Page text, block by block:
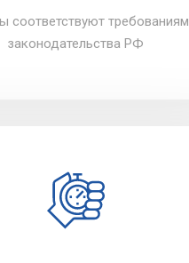
соответствуют требованиям
законодательства РФ